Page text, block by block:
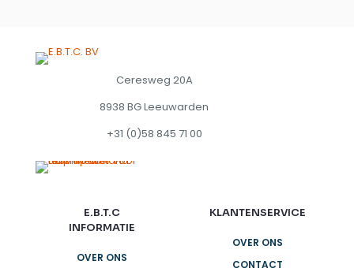
Ceresweg 20A
8938 BG Leeuwarden
+31 (0)58 845 71 00
E.B.T.C
INFORMATIE
OVER ONS
KLANTENSERVICE
OVER ONS
CONTACT